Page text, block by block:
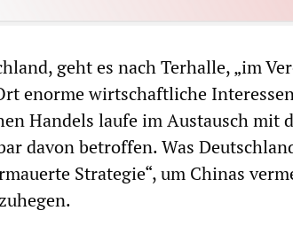
geht es nach Terhalle, „im
enorme wirtschaftliche
Handels laufe im Austausch mit
davon betroffen. Was
Strategie“, um Chinas